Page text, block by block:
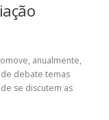
anualmente,
debate temas
se discutem as